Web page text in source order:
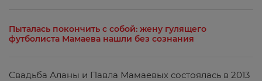
Пыталась покончить с собой: жену гулящего
футболиста Мамаева нашли без сознания
Свадьба Аланы и Павла Мамаевых состоялась в 2013